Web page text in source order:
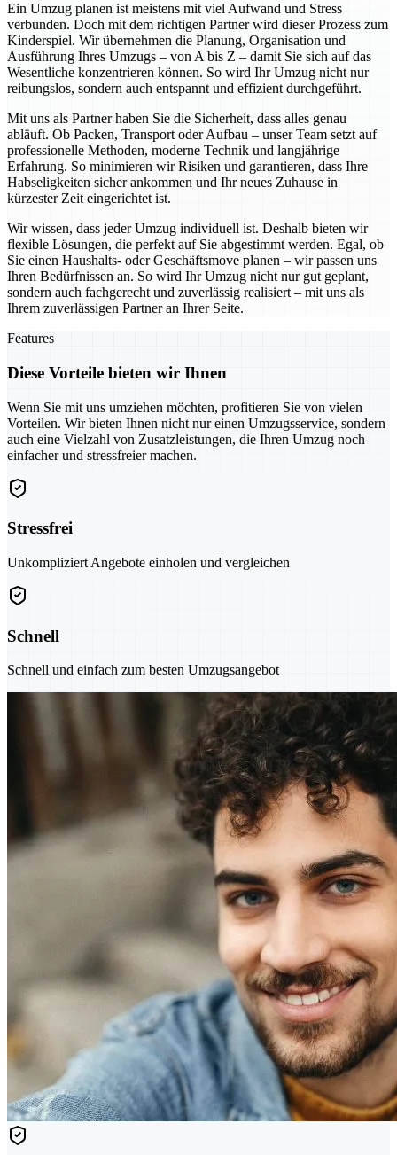
Ein Umzug planen ist meistens mit viel Aufwand und Stress
verbunden. Doch mit dem richtigen Partner wird dieser Prozess zum
Kinderspiel. Wir übernehmen die Planung, Organisation und
Ausführung Ihres Umzugs – von A bis Z – damit Sie sich auf das
Wesentliche konzentrieren können. So wird Ihr Umzug nicht nur
reibungslos, sondern auch entspannt und effizient durchgeführt.
Mit uns als Partner haben Sie die Sicherheit, dass alles genau
abläuft. Ob Packen, Transport oder Aufbau – unser Team setzt auf
professionelle Methoden, moderne Technik und langjährige
Erfahrung. So minimieren wir Risiken und garantieren, dass Ihre
Habseligkeiten sicher ankommen und Ihr neues Zuhause in
kürzester Zeit eingerichtet ist.
Wir wissen, dass jeder Umzug individuell ist. Deshalb bieten wir
flexible Lösungen, die perfekt auf Sie abgestimmt werden. Egal, ob
Sie einen Haushalts- oder Geschäftsmove planen – wir passen uns
Ihren Bedürfnissen an. So wird Ihr Umzug nicht nur gut geplant,
sondern auch fachgerecht und zuverlässig realisiert – mit uns als
Ihrem zuverlässigen Partner an Ihrer Seite.
Features
Diese Vorteile bieten wir Ihnen
Wenn Sie mit uns umziehen möchten, profitieren Sie von vielen
Vorteilen. Wir bieten Ihnen nicht nur einen Umzugsservice, sondern
auch eine Vielzahl von Zusatzleistungen, die Ihren Umzug noch
einfacher und stressfreier machen.
Stressfrei
Unkompliziert Angebote einholen und vergleichen
Schnell
Schnell und einfach zum besten Umzugsangebot